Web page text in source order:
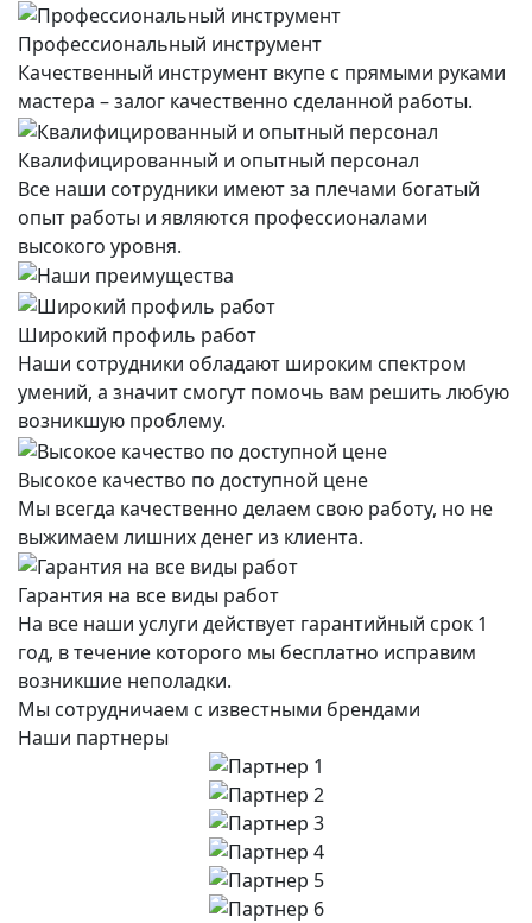
Профессиональный инструмент
Качественный инструмент вкупе с прямыми руками
мастера – залог качественно сделанной работы.
Квалифицированный и опытный персонал
Все наши сотрудники имеют за плечами богатый
опыт работы и являются профессионалами
высокого уровня.
Широкий профиль работ
Наши сотрудники обладают широким спектром
умений, а значит смогут помочь вам решить любую
возникшую проблему.
Высокое качество по доступной цене
Мы всегда качественно делаем свою работу, но не
выжимаем лишних денег из клиента.
Гарантия на все виды работ
На все наши услуги действует гарантийный срок 1
год, в течение которого мы бесплатно исправим
возникшие неполадки.
Мы сотрудничаем с известными брендами
Наши партнеры